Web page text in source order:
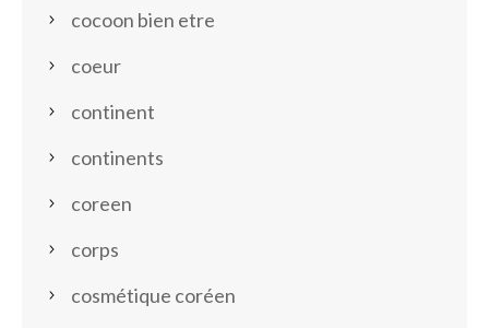
cocoon bien etre
coeur
continent
continents
coreen
corps
cosmétique coréen